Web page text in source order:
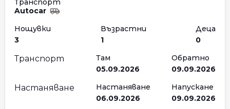
Транспорт
Autocar
Нощувки
3
Възрастни
1
Деца
0
Транспорт
Там
05.09.2026
Обратно
09.09.2026
Настаняване
Настаняване
06.09.2026
Напускане
09.09.2026